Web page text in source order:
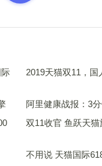
2019天猫双11，
阿里健康战报：3
双11收官 鱼跃天
不用说 天猫国际